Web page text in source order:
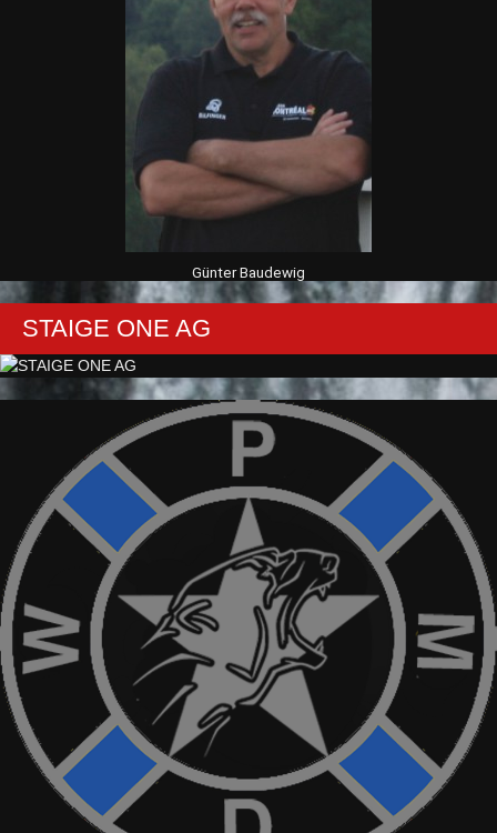
Günter Baudewig
STAIGE ONE AG